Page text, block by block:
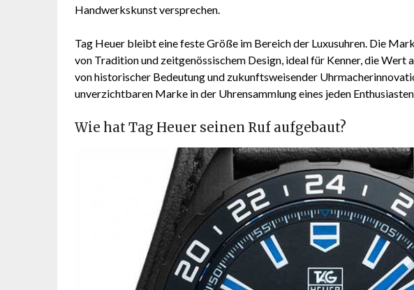
Handwerkskunst versprechen.
Tag Heuer bleibt eine feste Größe im Bereich der Luxusuhren. Die
von Tradition und zeitgenössischem Design, ideal für Kenner, die Wert
von historischer Bedeutung und zukunftsweisender
unverzichtbaren Marke in der Uhrensammlung eines jeden Enthusiasten.
Wie hat Tag Heuer seinen Ruf aufgebaut?